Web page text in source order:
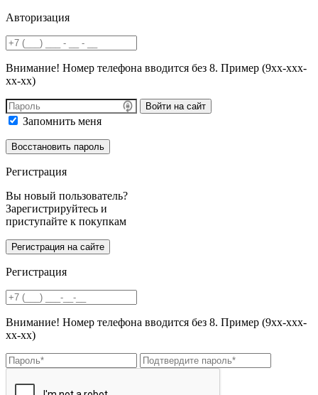
Авторизация
Внимание! Номер телефона вводится без 8. Пример (9хх-ххх-
хх-хх)
Войти на сайт
Запомнить меня
Регистрация
Вы новый пользователь?
Зарегистрируйтесь и
приступайте к покупкам
Регистрация
Внимание! Номер телефона вводится без 8. Пример (9хх-ххх-
хх-хх)